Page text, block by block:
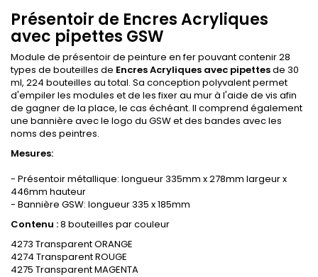
Présentoir de Encres Acryliques
avec pipettes GSW
Module de présentoir de peinture en fer pouvant contenir 28
types de bouteilles de Encres Acryliques avec pipettesde 30
ml, 224 bouteilles au total. Sa conception polyvalent permet
d'empiler les modules et de les fixer au mur à l'aide de vis afin
de gagner de la place, le cas échéant. Il comprend également
une bannière avec le logo du GSW et des bandes avec les
noms des peintres.
Mesures:
- Présentoir métallique: longueur 335mm x 278mm largeur x
446mm hauteur
- Bannière GSW: longueur 335 x 185mm
Contenu :8 bouteilles par couleur
4273 Transparent ORANGE
4274 Transparent ROUGE
4275 Transparent MAGENTA